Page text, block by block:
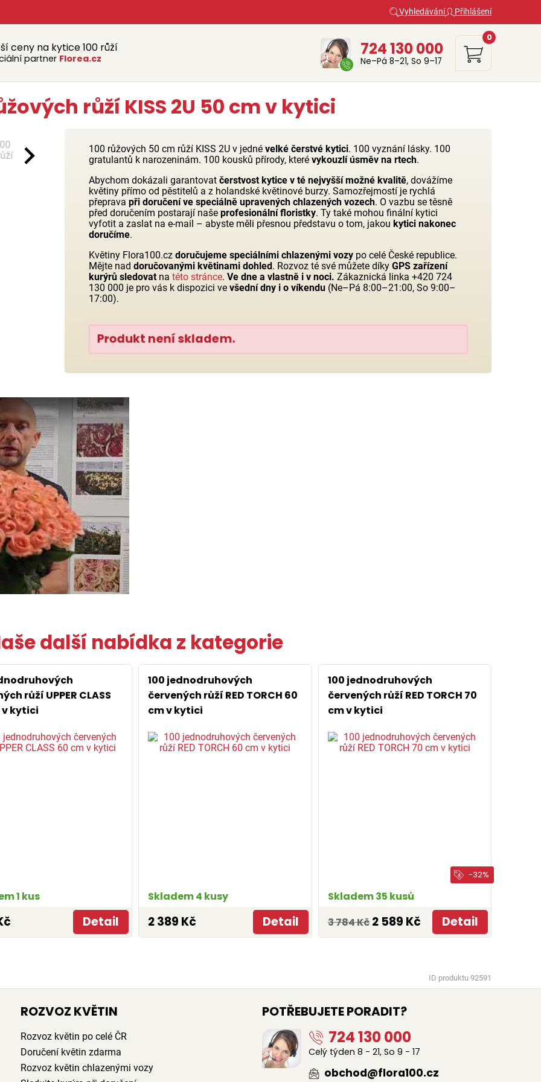
Vyhledávání Přihlášení
ceny na kytice 100 růží
partner Florea.cz 724 130 000
Ne–Pá 8–21, So 9–17
0
růží KISS 2U 50 cm v kytici
100 růžových 50 cm růží KISS 2U v jednévelké čerstvé kytici. 100 vyznání lásky. 100
gratulantů k narozeninám. 100 kousků přírody, kterévykouzlí úsměv na rtech.
Abychom dokázali garantovatčerstvost kytice v té nejvyšší možné kvalitě, dovážíme
květiny přímo od pěstitelů a z holandské květinové burzy. Samozřejmostí je rychlá
přepravapři doručení ve speciálně upravených chlazených vozech. O vazbu se těsně
před doručením postarají našeprofesionální floristky. Ty také mohou finální kytici
vyfotit a zaslat na e-mail – abyste měli přesnou představu o tom, jakoukytici nakonec
doručíme.
Květiny Flora100.czdoručujeme speciálními chlazenými vozy po celé České republice.
Mějte naddoručovanými květinami dohled. Rozvoz té své můžete díkyGPS zařízení
kurýrů sledovatnatéto stránce.Ve dne a vlastně i v noci. Zákaznická linka +420 724
130 000 je pro vás k dispozici vevšední dny i o víkendu (Ne–Pá 8:00–21:00, So 9:00–
17:00).
Produkt není skladem.
další nabídka z kategorie
růží UPPER CLASS
v kytici
1 kus
Detail
100 jednodruhových
červených růží RED TORCH 60
cm v kytici
Skladem 4 kusy
2 389 Kč Detail
100 jednodruhových
červených růží RED TORCH 70
cm v kytici
-32%
Skladem 35 kusů
3 784 Kč 2 589 Kč Detail
ID produktu 92591
ROZVOZ KVĚTIN
Rozvoz květin po celé ČR
Doručení květin zdarma
Rozvoz květin chlazenými vozy
POTŘEBUJETE PORADIT?
724 130 000
Celý týden 8 - 21, So 9 - 17
obchod@flora100.cz